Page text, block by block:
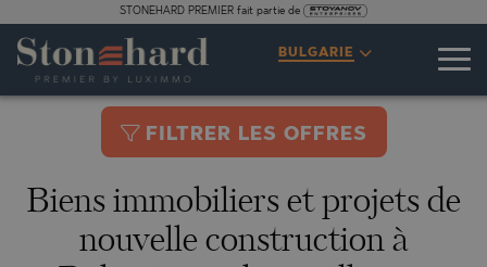
STONEHARD PREMIER fait partie de
BULGARIE
FILTRER LES OFFRES
Biens immobiliers et projets de
nouvelle construction à